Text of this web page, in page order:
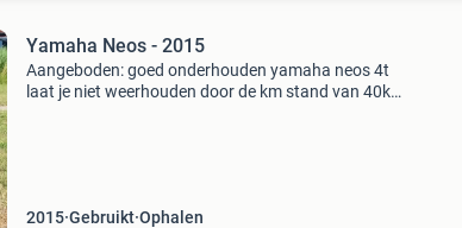
Yamaha Neos - 2015
Aangeboden: goed onderhouden yamaha neos 4t
laat je niet weerhouden door de km stand van 40k
2015 Gebruikt Ophalen